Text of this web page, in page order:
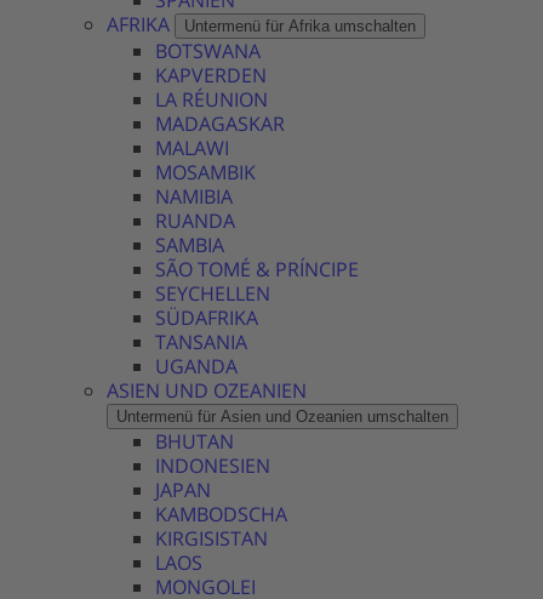
AFRIKA
Untermenü für Afrika umschalten
BOTSWANA
KAPVERDEN
LA RÉUNION
MADAGASKAR
MALAWI
MOSAMBIK
NAMIBIA
RUANDA
SAMBIA
SÃO TOMÉ & PRÍNCIPE
SEYCHELLEN
SÜDAFRIKA
TANSANIA
UGANDA
ASIEN UND OZEANIEN
Untermenü für Asien und Ozeanien umschalten
BHUTAN
INDONESIEN
JAPAN
KAMBODSCHA
KIRGISISTAN
LAOS
MONGOLEI